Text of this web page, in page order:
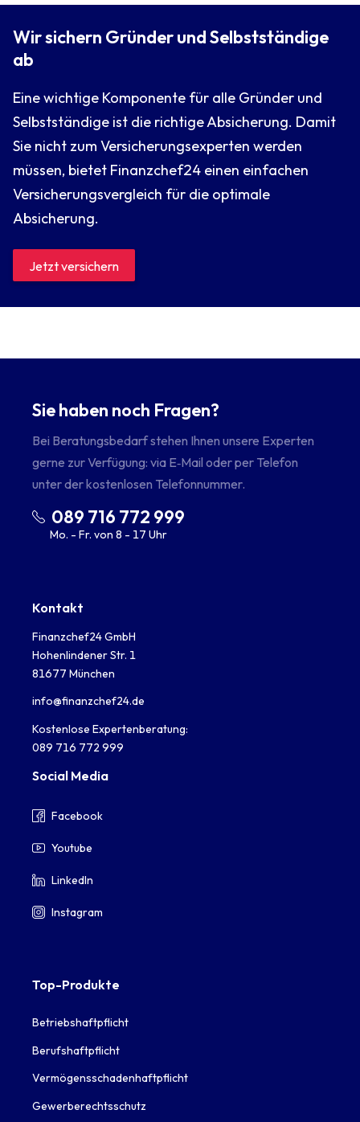
Wir sichern Gründer und Selbstständige
ab
Eine wichtige Komponente für alle Gründer und
Selbstständige ist die richtige Absicherung. Damit
Sie nicht zum Versicherungsexperten werden
müssen, bietet Finanzchef24 einen einfachen
Versicherungsvergleich für die optimale
Absicherung.
Jetzt versichern
Sie haben noch Fragen?
Bei Beratungsbedarf stehen Ihnen unsere Experten
gerne zur Verfügung: via E‑Mail oder per Telefon
unter der kostenlosen Telefonnummer.
089 716 772 999
Mo. - Fr. von 8 - 17 Uhr
Kontakt
Finanzchef24 GmbH
Hohenlindener Str. 1
81677 München
info@finanzchef24.de
Kostenlose Expertenberatung:
089 716 772 999
Social Media
Facebook
Youtube
LinkedIn
Instagram
Top-Produkte
Betriebshaftpflicht
Berufshaftpflicht
Vermögensschadenhaftpflicht
Gewerberechtsschutz